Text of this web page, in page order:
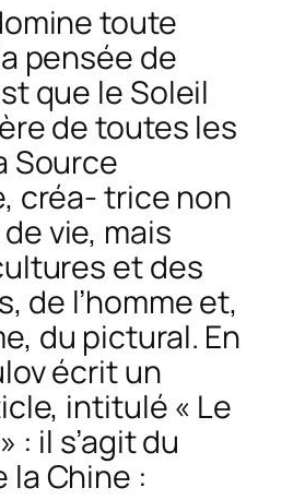
toute
pensée de
que le Soleil
de toutes les
Source
créa- trice non
vie, mais
et des
de l’homme et,
du pictural. En
écrit un
intitulé « Le
: il s’agit du
la Chine :